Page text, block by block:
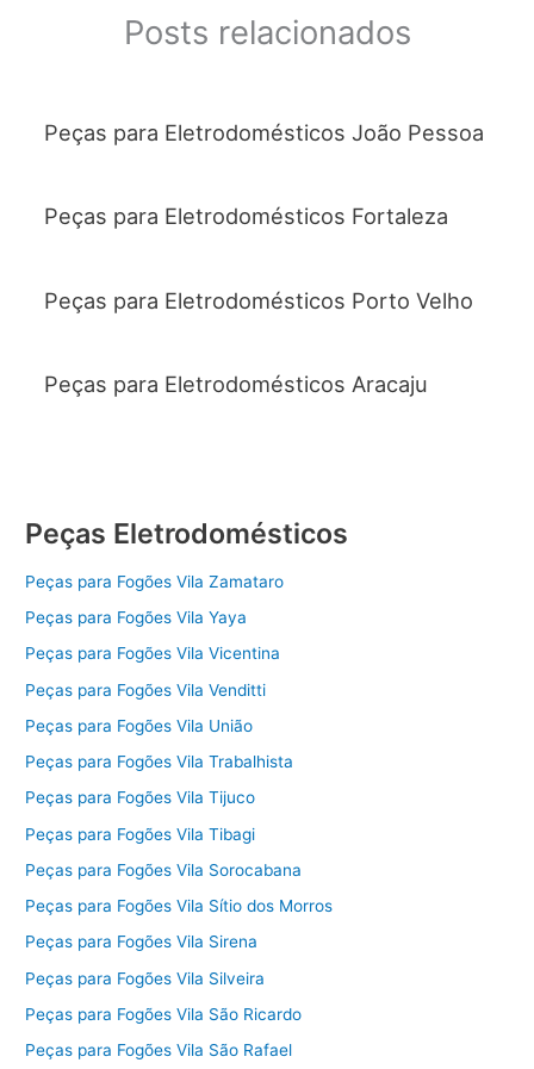
Posts relacionados
Peças para Eletrodomésticos João Pessoa
Peças para Eletrodomésticos Fortaleza
Peças para Eletrodomésticos Porto Velho
Peças para Eletrodomésticos Aracaju
Peças Eletrodomésticos
Peças para Fogões Vila Zamataro
Peças para Fogões Vila Yaya
Peças para Fogões Vila Vicentina
Peças para Fogões Vila Venditti
Peças para Fogões Vila União
Peças para Fogões Vila Trabalhista
Peças para Fogões Vila Tijuco
Peças para Fogões Vila Tibagi
Peças para Fogões Vila Sorocabana
Peças para Fogões Vila Sítio dos Morros
Peças para Fogões Vila Sirena
Peças para Fogões Vila Silveira
Peças para Fogões Vila São Ricardo
Peças para Fogões Vila São Rafael